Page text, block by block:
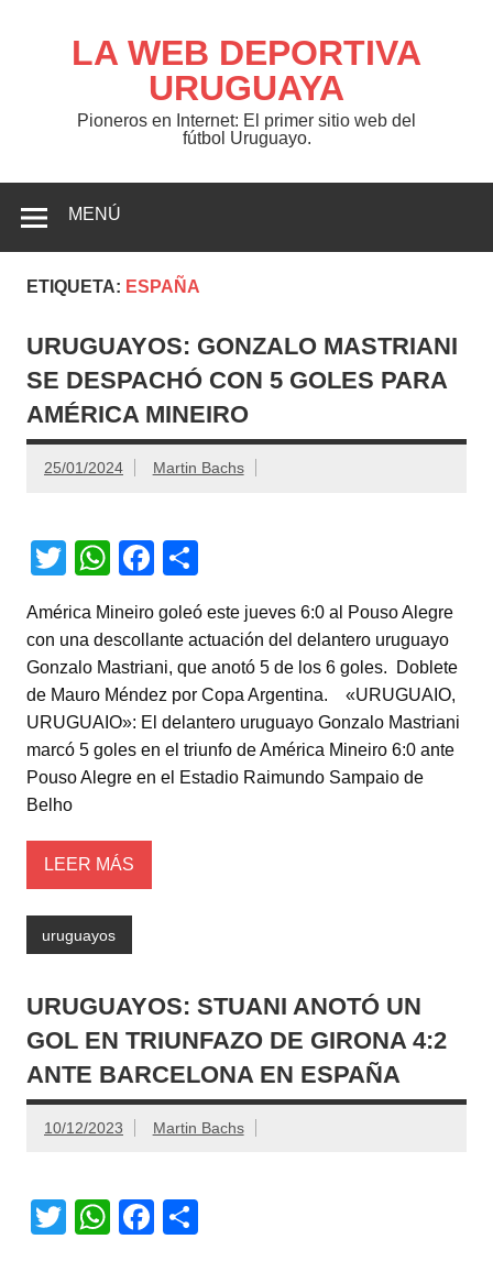
contenidoLA WEB DEPORTIVA
URUGUAYA
Pioneros en Internet: El primer sitio web del
fútbol Uruguayo.
MENÚ
ETIQUETA: ESPAÑA
URUGUAYOS: GONZALO MASTRIANI
SE DESPACHÓ CON 5 GOLES PARA
AMÉRICA MINEIRO
25/01/2024 Martin Bachs
T
tt
er
W
at
s
A
p
p
F
c
e
b
o
o
m
p
ar
tir
América Mineiro goleó este jueves 6:0 al Pouso Alegre
con una descollante actuación del delantero uruguayo
Gonzalo Mastriani, que anotó 5 de los 6 goles. Doblete
de Mauro Méndez por Copa Argentina. «URUGUAIO,
URUGUAIO»: El delantero uruguayo Gonzalo Mastriani
marcó 5 goles en el triunfo de América Mineiro 6:0 ante
Pouso Alegre en el Estadio Raimundo Sampaio de
Belho
LEER MÁS
uruguayos
URUGUAYOS: STUANI ANOTÓ UN
GOL EN TRIUNFAZO DE GIRONA 4:2
ANTE BARCELONA EN ESPAÑA
10/12/2023 Martin Bachs
T
W
F